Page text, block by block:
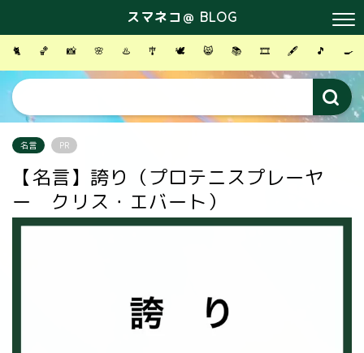
スマネコ＠ BLOG
🐈 🏀 📸 🌸 ♨️ 🎐 🕊 😸 📚 🎞 🖋 🎵 🍳
名言 PR
【名言】誇り（プロテニスプレーヤ
ー クリス・エバート）